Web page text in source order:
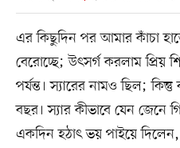
এর কিছুদিন পর আমার কাঁচা
বেরোচ্ছে; উৎসর্গ করলাম প্রিয়
পর্যন্ত। স্যারের নামও ছিল;
বছর। স্যার কীভাবে যেন
একদিন হঠাৎ ভয় পাইয়ে